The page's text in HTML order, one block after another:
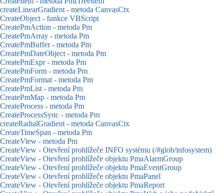
createLinearGradient - metoda CanvasCtx
CreateObject - funkce VBScript
CreatePmAction - metoda Pm
CreatePmArray - metoda Pm
CreatePmBuffer - metoda Pm
CreatePmDateObject - metoda Pm
CreatePmExpr - metoda Pm
CreatePmForm - metoda Pm
CreatePmFormat - metoda Pm
CreatePmList - metoda Pm
CreatePmMap - metoda Pm
CreateProcess - metoda Pm
CreateProcessSync - metoda Pm
createRadialGradient - metoda CanvasCtx
CreateTimeSpan - metoda Pm
CreateView - metoda Pm
CreateView - Otevření prohlížeče INFO systému (/#glob/infosystem)
CreateView - Otevření prohlížeče objektu PmaAlarmGroup
CreateView - Otevření prohlížeče objektu PmaEventGroup
CreateView - Otevření prohlížeče objektu PmaPanel
CreateView - Otevření prohlížeče objektu PmaReport